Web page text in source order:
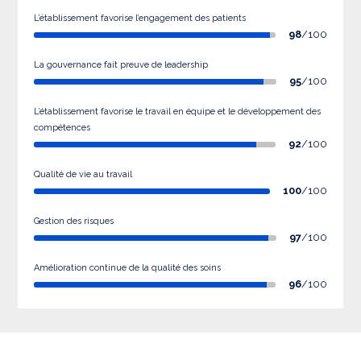
L’établissement favorise l’engagement des patients
98/100
La gouvernance fait preuve de leadership
95/100
L’établissement favorise le travail en équipe et le développement des
compétences
92/100
Qualité de vie au travail
100/100
Gestion des risques
97/100
Amélioration continue de la qualité des soins
96/100